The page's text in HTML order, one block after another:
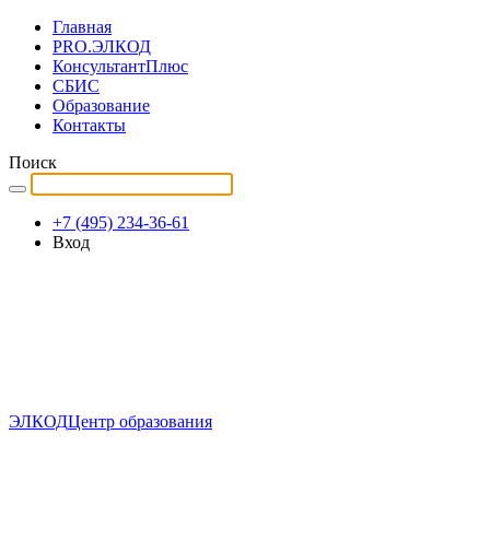
Главная
PRO.ЭЛКОД
КонсультантПлюс
СБИС
Образование
Контакты
Поиск
+7 (495) 234-36-61
Вход
ЭЛКОДЦентр образования